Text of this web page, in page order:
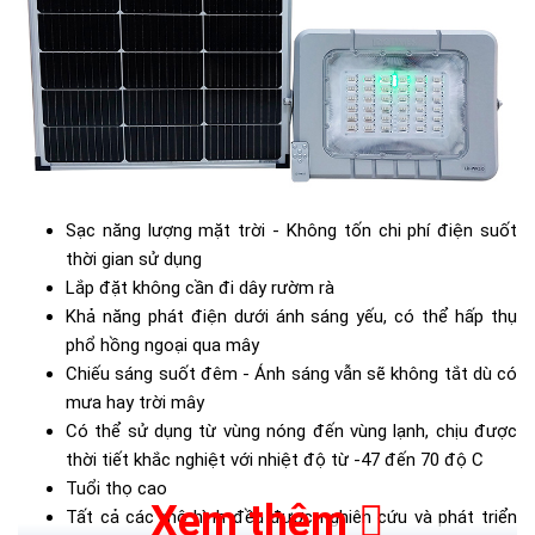
Sạc năng lượng mặt trời - Không tốn chi phí điện suốt
thời gian sử dụng
Lắp đặt không cần đi dây rườm rà
Khả năng phát điện dưới ánh sáng yếu, có thể hấp thụ
phổ hồng ngoại qua mây
Chiếu sáng suốt đêm - Ánh sáng vẫn sẽ không tắt dù có
mưa hay trời mây
Có thể sử dụng từ vùng nóng đến vùng lạnh, chịu được
thời tiết khắc nghiệt với nhiệt độ từ -47 đến 70 độ C
Tuổi thọ cao
Tất cả các mô hình đều được nghiên cứu và phát triển
Xem thêm